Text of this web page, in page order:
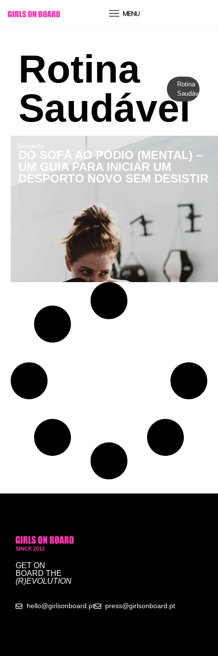
conteúdo
Rotina
Saudável
Rotina
Saudável
Desporto
DO SOFÁ AO PÓDIO (MENTAL) –
UM GUIA PARA INICIAR UM
DESPORTO NOVO SEM DESISTIR
SINCE 2012
GET ON
BOARD THE
(R)EVOLUTION
hello@girlsonboard.pt press@girlsonboard.pt